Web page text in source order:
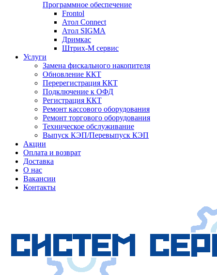
Программное обеспечение
Frontol
Атол Connect
Атол SIGMA
Дримкас
Штрих-М сервис
Услуги
Замена фискального накопителя
Обновление ККТ
Перерегистрация ККТ
Подключение к ОФД
Регистрация ККТ
Ремонт кассового оборудования
Ремонт торгового оборудования
Техническое обслуживание
Выпуск КЭП/Перевыпуск КЭП
Акции
Оплата и возврат
Доставка
О нас
Вакансии
Контакты